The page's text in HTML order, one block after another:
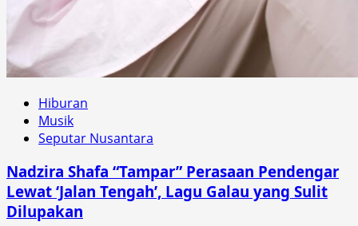
Hiburan
Musik
Seputar Nusantara
Nadzira Shafa “Tampar” Perasaan Pendengar
Lewat ‘Jalan Tengah’, Lagu Galau yang Sulit
Dilupakan